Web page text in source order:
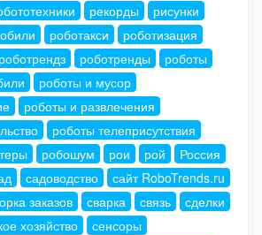
рекорды
рисунки
роботакси
роботизация
роботрендз роботренды
роботы
роботы и мусор
роботы и развлечения
роботы телеприсутствия
робошум рои рой
Россия
садоводство
сайт RoboTrends.ru
заказов сварка связь
сделки
хозяйство
сенсоры